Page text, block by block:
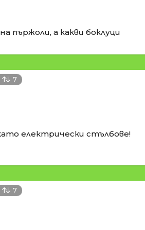
пържоли, а какви боклуци
7
електрически стълбове!
7